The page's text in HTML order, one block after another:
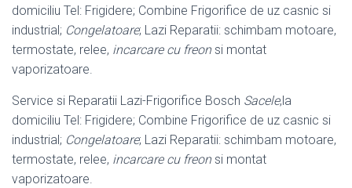
domiciliu Tel: Frigidere; Combine Frigorifice de uz casnic si
industrial; Congelatoare; Lazi Reparatii: schimbam motoare,
termostate, relee, incarcare cu freonsi montat
vaporizatoare.
Service si Reparatii Lazi-Frigorifice Bosch Sacele,la
domiciliu Tel: Frigidere; Combine Frigorifice de uz casnic si
industrial; Congelatoare; Lazi Reparatii: schimbam motoare,
termostate, relee, incarcare cu freonsi montat
vaporizatoare.